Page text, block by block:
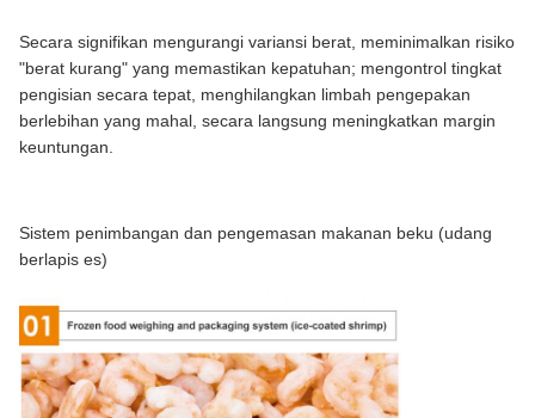
Secara signifikan mengurangi variansi berat, meminimalkan risiko
"berat kurang" yang memastikan kepatuhan; mengontrol tingkat
pengisian secara tepat, menghilangkan limbah pengepakan
berlebihan yang mahal, secara langsung meningkatkan margin
keuntungan.
Sistem penimbangan dan pengemasan makanan beku (udang
berlapis es)